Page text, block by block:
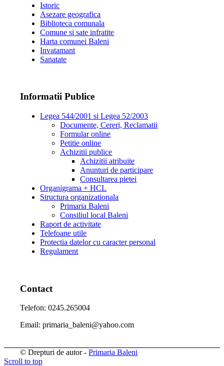
Istoric
Asezare geografica
Biblioteca comunala
Comune si sate infratite
Harta comunei Baleni
Invatamant
Sanatate
Informatii Publice
Legea 544/2001 si Legea 52/2003
Documente, Cereri, Reclamatii
Formular online
Petitie online
Achizitii publice
Achizitii atribuite
Anunturi de participare
Consultarea pietei
Organigrama + HCL
Structura organizationala
Primaria Baleni
Consiliul local Baleni
Raport de activitate
Telefoane utile
Protectia datelor cu caracter personal
Regulament
Contact
Telefon: 0245.265004
Email: primaria_baleni@yahoo.com
© Drepturi de autor -Primaria Baleni
Scroll to top